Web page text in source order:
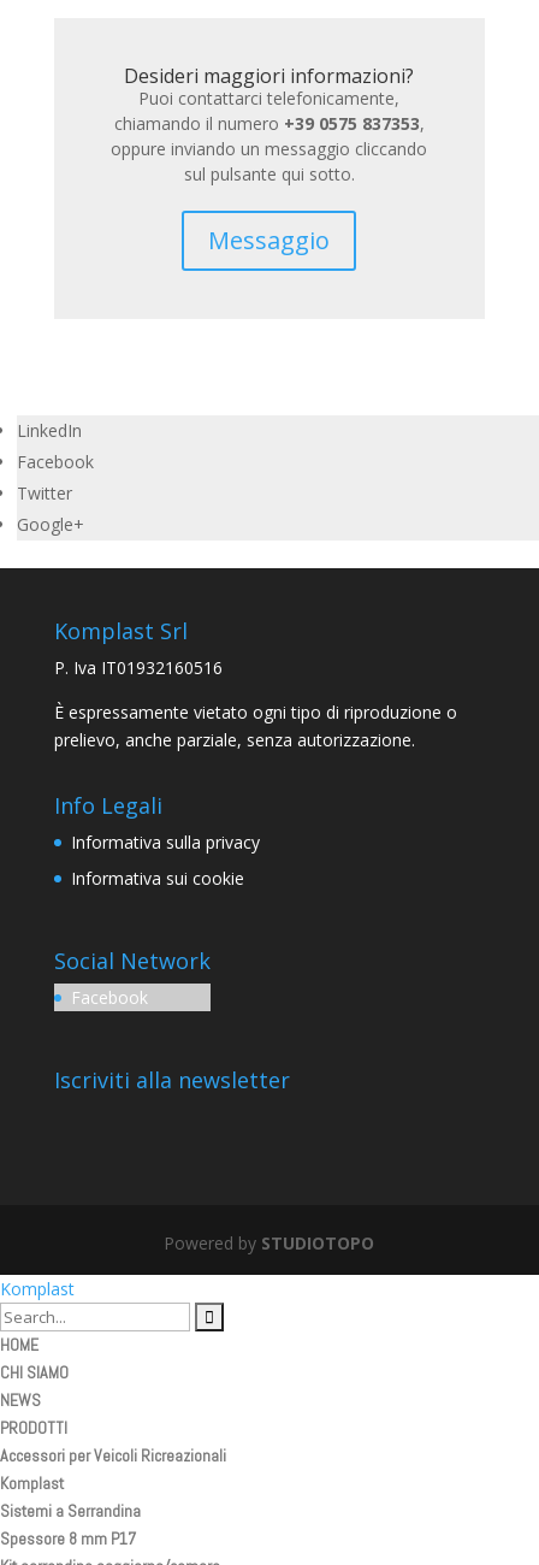
Desideri maggiori informazioni?
Puoi contattarci telefonicamente,
chiamando il numero +39 0575 837353,
oppure inviando un messaggio cliccando
sul pulsante qui sotto.
Messaggio
LinkedIn
Facebook
Twitter
Google+
Komplast Srl
P. Iva IT01932160516
È espressamente vietato ogni tipo di riproduzione o
prelievo, anche parziale, senza autorizzazione.
Info Legali
Informativa sulla privacy
Informativa sui cookie
Social Network
Facebook
Iscriviti alla newsletter
Powered by STUDIOTOPO
Komplast
HOME
CHI SIAMO
NEWS
PRODOTTI
Accessori per Veicoli Ricreazionali
Komplast
Sistemi a Serrandina
Spessore 8 mm P17